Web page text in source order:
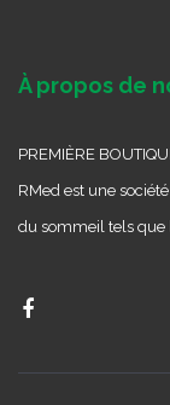
À propos de
PREMIÈRE
RMed est une
du sommeil tels